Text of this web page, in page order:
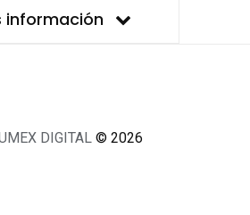
información
DIGITAL © 2026